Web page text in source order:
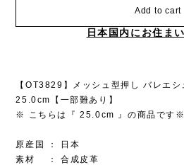
Add to cart
日本国内にお住ま
【OT3829】メッシュ型押し バレエ
25.0cm【一部難あり】
※ こちらは『 25.0cm 』の商品です※
原産国 ： 日本
素材 ： 合成皮革